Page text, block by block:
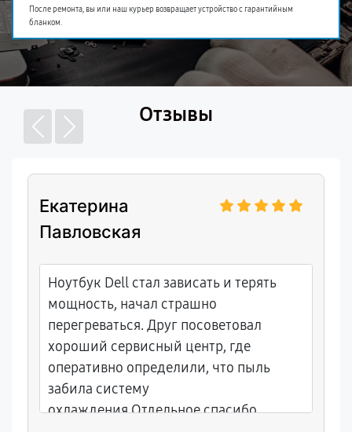
После ремонта, вы или наш курьер возвращает устройство с гарантийным
бланком.
Отзывы
Екатерина
Павловская
Ноутбук Dell стал зависать и терять
мощность, начал страшно
перегреваться. Друг посоветовал
хороший сервисный центр, где
оперативно определили, что пыль
забила систему
охлаждения.Отдельное спасибо